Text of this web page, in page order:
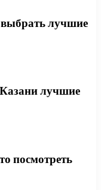
лучшие
лучшие
посмотреть